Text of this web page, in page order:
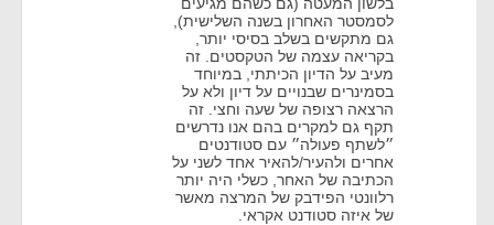
לסמסטר האחרון בשנה השלישית),
גם מתקשים בשלב בסיסי יותר,
בקריאה עצמה של הטקסטים. זה
מעיב על הדיון הכיתתי, במיוחד
בסמינרים שבנויים על דיון ולא על
הרצאה רצופה של שעה וחצי. זה
תקף גם למקרים בהם אנו נדרשים
״לשתף פעולה״ עם סטודנטים
אחרים ולהעיר/להאיר אחד לשני על
הכתיבה של האחר, כשלי היה יותר
רלוונטי הפידבק של המרצה מאשר
של איזה סטודנט אקראי.